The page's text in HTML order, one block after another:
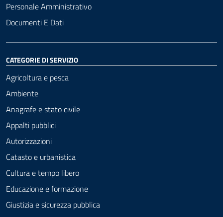
Personale Amministrativo
Documenti E Dati
CATEGORIE DI SERVIZIO
Agricoltura e pesca
Ambiente
Anagrafe e stato civile
Appalti pubblici
Autorizzazioni
Catasto e urbanistica
Cultura e tempo libero
Educazione e formazione
Giustizia e sicurezza pubblica